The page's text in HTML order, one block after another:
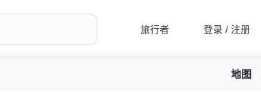
旅行者 登录 / 注册
地图